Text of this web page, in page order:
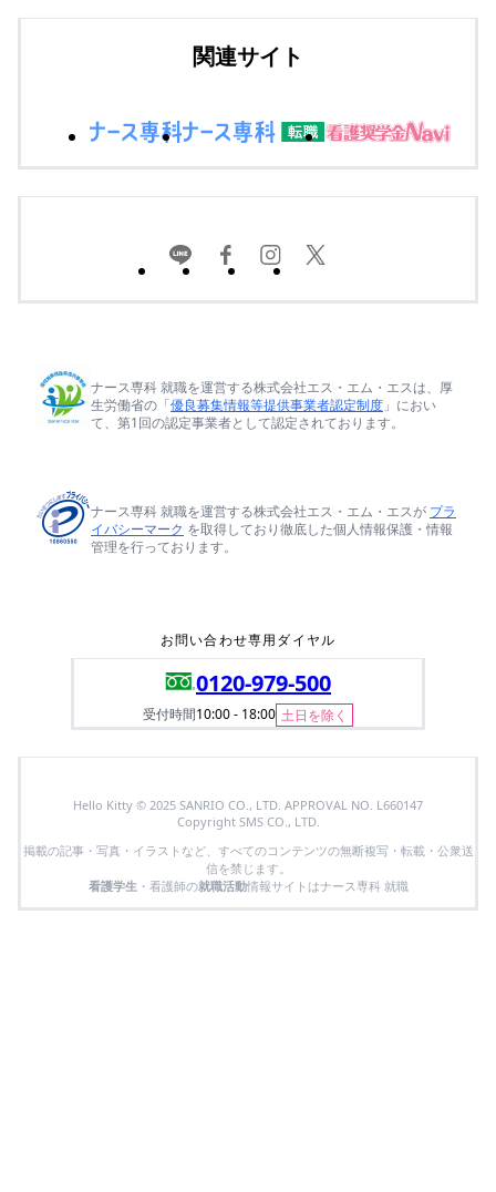
関連サイト
ナース専科 就職を運営する株式会社エス・エム・エスは、厚
生労働省の「優良募集情報等提供事業者認定制度 」におい
て、第1回の認定事業者として認定されております。
ナース専科 就職を運営する株式会社エス・エム・エスが プラ
イバシーマーク を取得しており徹底した個人情報保護・情報
管理を行っております。
お問い合わせ専用ダイヤル
0120-979-500
受付時間10:00 - 18:00 土日を除く
Hello Kitty © 2025 SANRIO CO., LTD. APPROVAL NO. L660147
Copyright SMS CO., LTD.
掲載の記事・写真・イラストなど、すべてのコンテンツの無断複写・転載・公衆送
信を禁じます。
看護学生 ・看護師の就職活動情報サイトはナース専科 就職